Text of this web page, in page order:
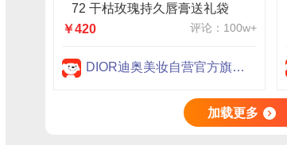
72 干枯玫瑰持久唇膏送礼袋
￥420
评论：100w+
DIOR迪奥美妆自营官方旗舰店
加载更多